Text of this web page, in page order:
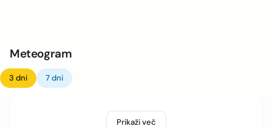
Meteogram
3 dni 7 dni
Prikaži več